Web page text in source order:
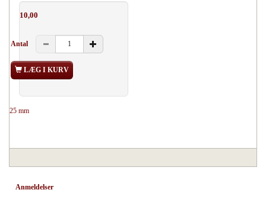
10,00
Antal
LÆG I KURV
25 mm
Anmeldelser